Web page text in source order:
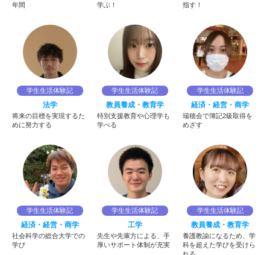
年間
学ぶ！
指す！
学生生活体験記
法学
将来の目標を実現するた
めに努力する
学生生活体験記
教員養成・教育学
特別支援教育や心理学も
学べる
学生生活体験記
経済・経営・商学
瑞穂会で簿記2級取得を
めざす
学生生活体験記
経済・経営・商学
社会科学の総合大学での
学び
学生生活体験記
工学
先生や先輩方による、手
厚いサポート体制が充実
学生生活体験記
教員養成・教育学
養護教諭になるため、学
科を超えた学びを受けら